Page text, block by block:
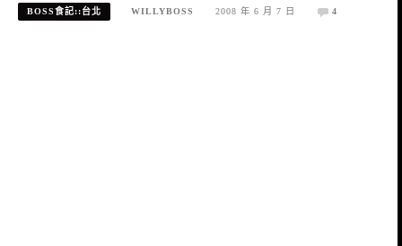
BOSS食記::台北 WILLYBOSS 2008 年 6 月 7 日 4